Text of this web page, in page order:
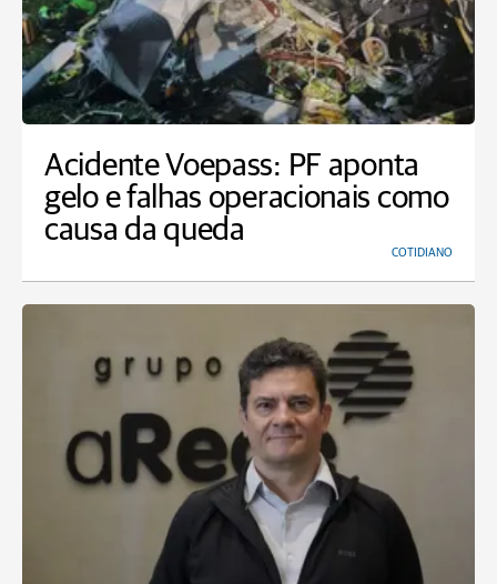
Acidente Voepass: PF aponta
gelo e falhas operacionais como
causa da queda
COTIDIANO